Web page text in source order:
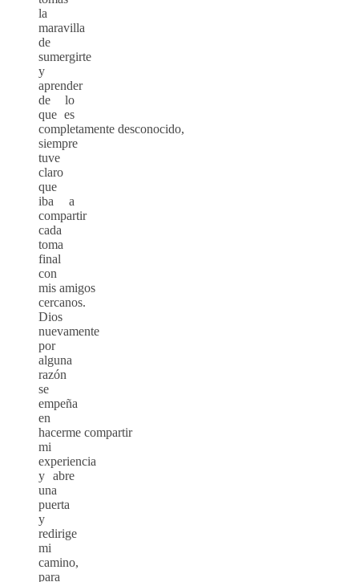
la
maravilla
de
sumergirte
y
aprender
de lo
que es
completamente desconocido,
siempre
tuve
claro
que
iba a
compartir
cada
toma
final
con
mis amigos
cercanos.
Dios
nuevamente
por
alguna
razón
se
empeña
en
hacerme compartir
mi
experiencia
y abre
una
puerta
y
redirige
mi
camino,
para